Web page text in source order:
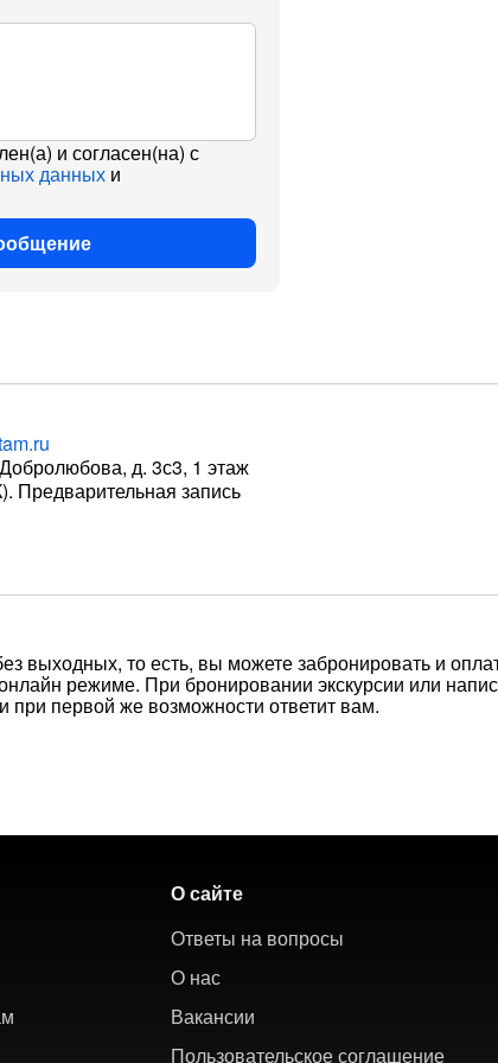
и согласен(на) с
данных и
д. 3с3, 1 этаж
Предварительная запись
выходных, то есть, вы можете забронировать и
режиме. При бронировании экскурсии или
при первой же возможности ответит вам.
О сайте
Ответы на вопросы
О нас
Вакансии
Пользовательское соглашение